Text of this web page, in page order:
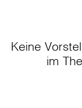
Keine
im